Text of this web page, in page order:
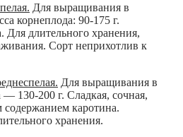
Для выращивания в
корнеплода: 90-175 г.
Для длительного хранения,
Сорт неприхотлив к
Для выращивания в
130-200 г. Сладкая, сочная,
каротина.
хранения.